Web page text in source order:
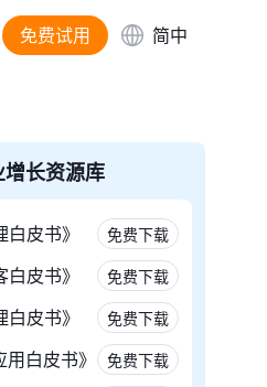
免费试用 简中
增长资源库
白皮书》 免费下载
白皮书》 免费下载
白皮书》 免费下载
用白皮书》 免费下载